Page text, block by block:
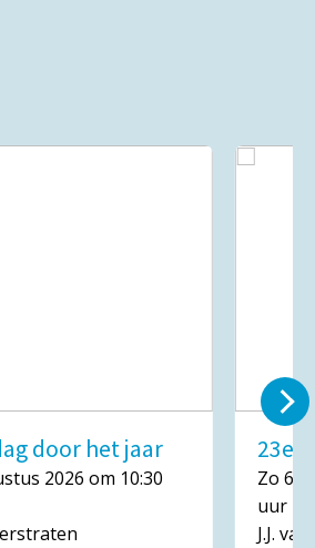
door het jaar
2026 om 10:30
23e
Zo 6
uur
J.J.